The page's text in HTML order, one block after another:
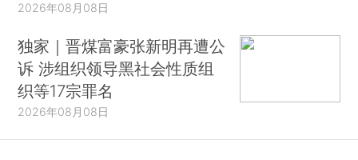
2026年08月08日
独家｜晋煤富豪张新明再遭公
诉 涉组织领导黑社会性质组
织等17宗罪名
2026年08月08日